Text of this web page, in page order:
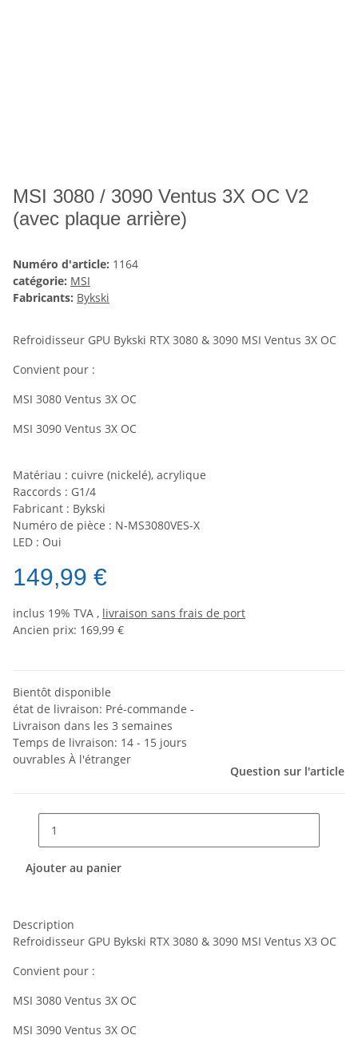
MSI 3080 / 3090 Ventus 3X OC V2
(avec plaque arrière)
Numéro d'article: 1164
catégorie: MSI
Fabricants: Bykski
Refroidisseur GPU Bykski RTX 3080 & 3090 MSI Ventus 3X OC
Convient pour :
MSI 3080 Ventus 3X OC
MSI 3090 Ventus 3X OC
Matériau : cuivre (nickelé), acrylique
Raccords : G1/4
Fabricant : Bykski
Numéro de pièce : N-MS3080VES-X
LED : Oui
149,99 €
inclus 19% TVA , livraison sans frais de port
Ancien prix: 169,99 €
Bientôt disponible
état de livraison: Pré-commande -
Livraison dans les 3 semaines
Temps de livraison: 14 - 15 jours
ouvrables À l'étranger
Question sur l'article
Ajouter au panier
Description
Refroidisseur GPU Bykski RTX 3080 & 3090 MSI Ventus X3 OC
Convient pour :
MSI 3080 Ventus 3X OC
MSI 3090 Ventus 3X OC